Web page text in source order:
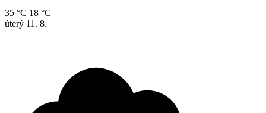
35 °C 18 °C
úterý 11. 8.